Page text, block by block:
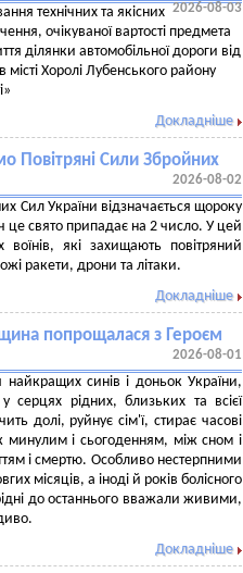
2026-08-03
технічних та якісних
очікуваної вартості предмета
ділянки автомобільної дороги від
Хоролі Лубенського району
Докладніше
Повітряні Сили Збройних
2026-08-02
Сил України відзначається щороку
це свято припадає на 2 число. У цей
які захищають повітряний
ракети, дрони та літаки.
Докладніше
попрощалася з Героєм
2026-08-01
синів і доньок України,
рідних, близьких та всієї
долі, руйнує сім'ї, стирає часові
минулим і сьогоденням, між сном і
і смертю. Особливо нестерпними
місяців, а іноді й років болісного
до останнього вважали живими,
Докладніше